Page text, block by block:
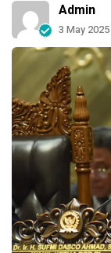
Admin
3 May